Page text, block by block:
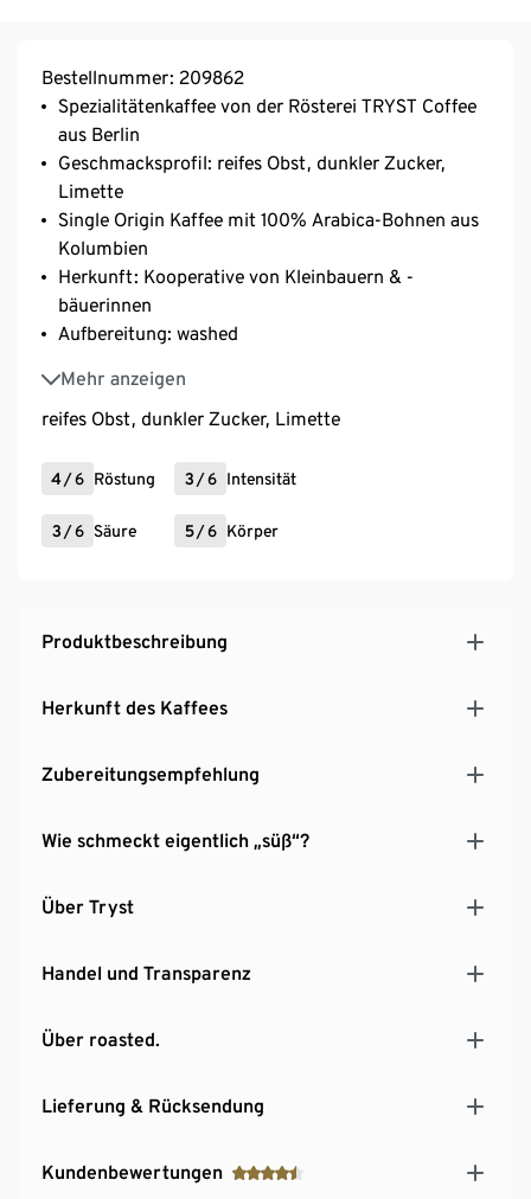
Bestellnummer: 209862
Spezialitätenkaffee von der Rösterei TRYST Coffee
aus Berlin
Geschmacksprofil: reifes Obst, dunkler Zucker,
Limette
Single Origin Kaffee mit 100% Arabica-Bohnen aus
Kolumbien
Herkunft: Kooperative von Kleinbauern & -
bäuerinnen
Aufbereitung: washed
Mehr anzeigen
Varietät: Caturra, Castillo
reifes Obst, dunkler Zucker, Limette
4/6 Röstung 3 /6 Intensität
3 /6 Säure 5 /6 Körper
Produktbeschreibung
Herkunft des Kaffees
Zubereitungsempfehlung
Wie schmeckt eigentlich „süß“?
Über Tryst
Handel und Transparenz
Über roasted.
Lieferung & Rücksendung
Kundenbewertungen